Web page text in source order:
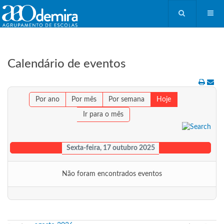
Calendário de eventos
Por ano Por mês Por semana Hoje
Ir para o mês
Sexta-feira, 17 outubro 2025
Não foram encontrados eventos